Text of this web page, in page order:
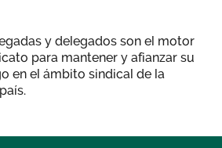
y delegados son el motor
para mantener y afianzar su
en el ámbito sindical de la